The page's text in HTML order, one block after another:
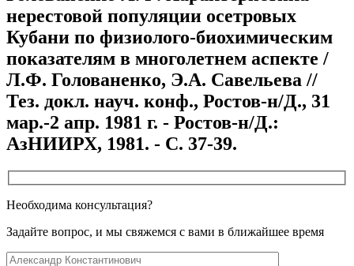
нерестовой популяции осетровых
Кубани по физиолого-биохимическим
показателям в многолетнем аспекте /
Л.Ф. Голованенко, Э.А. Савельева //
Тез. докл. науч. конф., Ростов-н/Д., 31
мар.-2 апр. 1981 г. - Ростов-н/Д.:
АзНИИРХ, 1981. - С. 37-39.
Необходима консультация?
Задайте вопрос, и мы свяжемся с вами в ближайшее время